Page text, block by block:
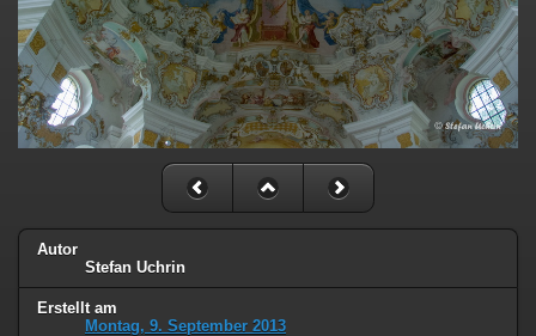
Autor
Stefan Uchrin
Erstellt am
Montag, 9. September 2013